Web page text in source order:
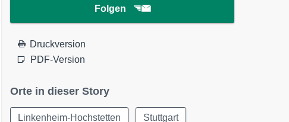
Folgen
Druckversion
PDF-Version
Orte in dieser Story
Linkenheim-Hochstetten Stuttgart